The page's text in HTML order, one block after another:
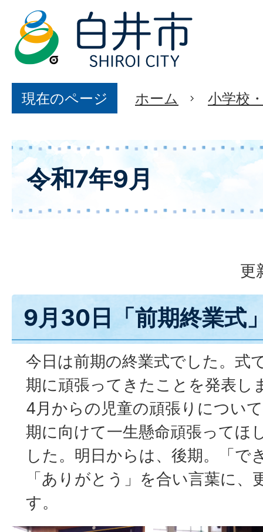
現在のページ ホーム 小学校
令和7年9月
更
9月30日「前期終業式
今日は前期の終業式でした。式
期に頑張ってきたことを発表し
4月からの児童の頑張りについ
期に向けて一生懸命頑張ってほ
した。明日からは、後期。「で
「ありがとう」を合い言葉に
す。